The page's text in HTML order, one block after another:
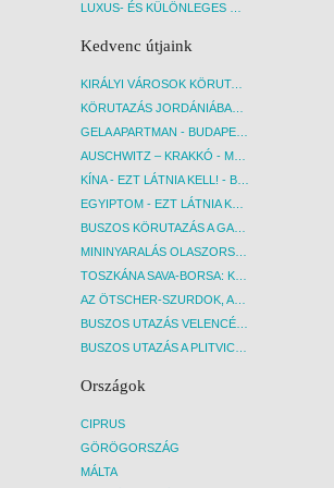
LUXUS- ÉS KÜLÖNLEGES UTAK
Kedvenc útjaink
KIRÁLYI VÁROSOK KÖRUTAZÁS KÖZVETLEN REPÜLŐJÁRATTAL - BUDAPEST, REPÜLŐ
KÖRUTAZÁS JORDÁNIÁBAN, HOLT-TENGERI PIHENÉSSEL - BUDAPEST, REPÜLŐ
GELA APARTMAN - BUDAPEST, REPÜLŐ
AUSCHWITZ – KRAKKÓ - MEGRÁZÓ IDŐUTAZÁS! - BUDAPEST, BUSZ
KÍNA - EZT LÁTNIA KELL! - BUDAPEST, REPÜLŐ
EGYIPTOM - EZT LÁTNIA KELL! - BUDAPEST, REPÜLŐ
BUSZOS KÖRUTAZÁS A GARDA-TÓ KÖRNYÉKÉN - BUDAPEST, BUSZ
MININYARALÁS OLASZORSZÁGBAN: ÉSZAK-OLASZ GYÖNGYSZEMEK NYOMÁBAN - BUDAPEST, BUSZ
TOSZKÁNA SAVA-BORSA: KÓSTOLÓK ÉS KULTURÁLIS UTAZÁS - BUDAPEST, BUSZ
AZ ÖTSCHER-SZURDOK, AUSZTRIA GRAND CANYONJA - BUDAPEST, BUSZ
BUSZOS UTAZÁS VELENCÉBE - BUDAPEST, BUSZ
BUSZOS UTAZÁS A PLITVICEI-TAVAK NEMZETI PARKBA - BUDAPEST, BUSZ
Országok
CIPRUS
GÖRÖGORSZÁG
MÁLTA